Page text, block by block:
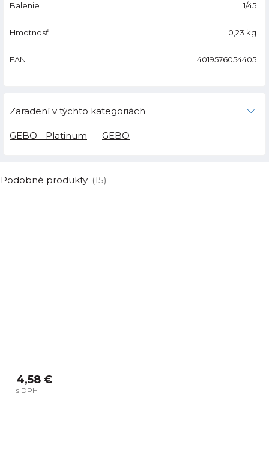
Balenie 1/45
Hmotnosť 0,23 kg
EAN 4019576054405
Zaradení v týchto kategoriách
GEBO - Platinum GEBO
Podobné produkty (15)
4,58 €
s DPH